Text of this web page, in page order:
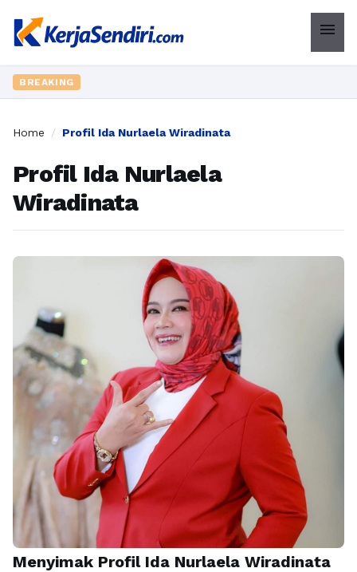
menu
BREAKING
Home / Profil Ida Nurlaela Wiradinata
Profil Ida Nurlaela
Wiradinata
Menyimak Profil Ida Nurlaela Wiradinata